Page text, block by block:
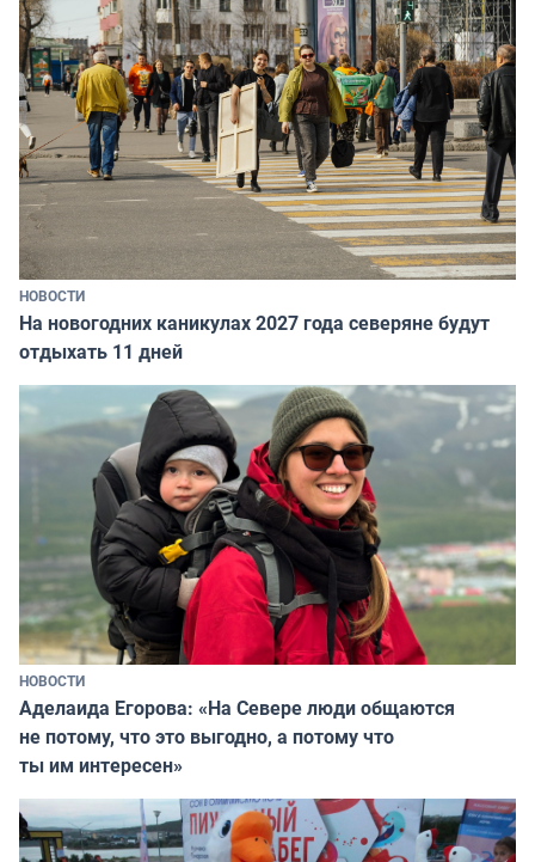
НОВОСТИ
На новогодних каникулах 2027 года северяне будут
отдыхать 11 дней
НОВОСТИ
Аделаида Егорова: «На Севере люди общаются
не потому, что это выгодно, а потому что
ты им интересен»